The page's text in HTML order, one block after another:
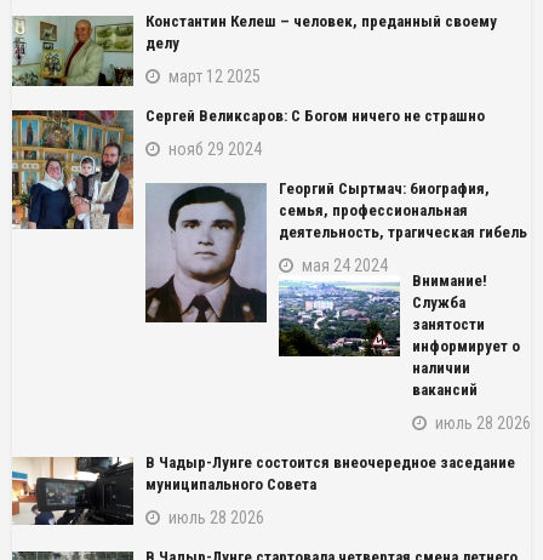
Константин Келеш – человек, преданный своему
делу
март 12 2025
Сергей Великсаров: С Богом ничего не страшно
нояб 29 2024
Георгий Сыртмач: биография,
семья, профессиональная
деятельность, трагическая гибель
мая 24 2024
Внимание!
Служба
занятости
информирует о
наличии
вакансий
июль 28 2026
В Чадыр-Лунге состоится внеочередное заседание
муниципального Совета
июль 28 2026